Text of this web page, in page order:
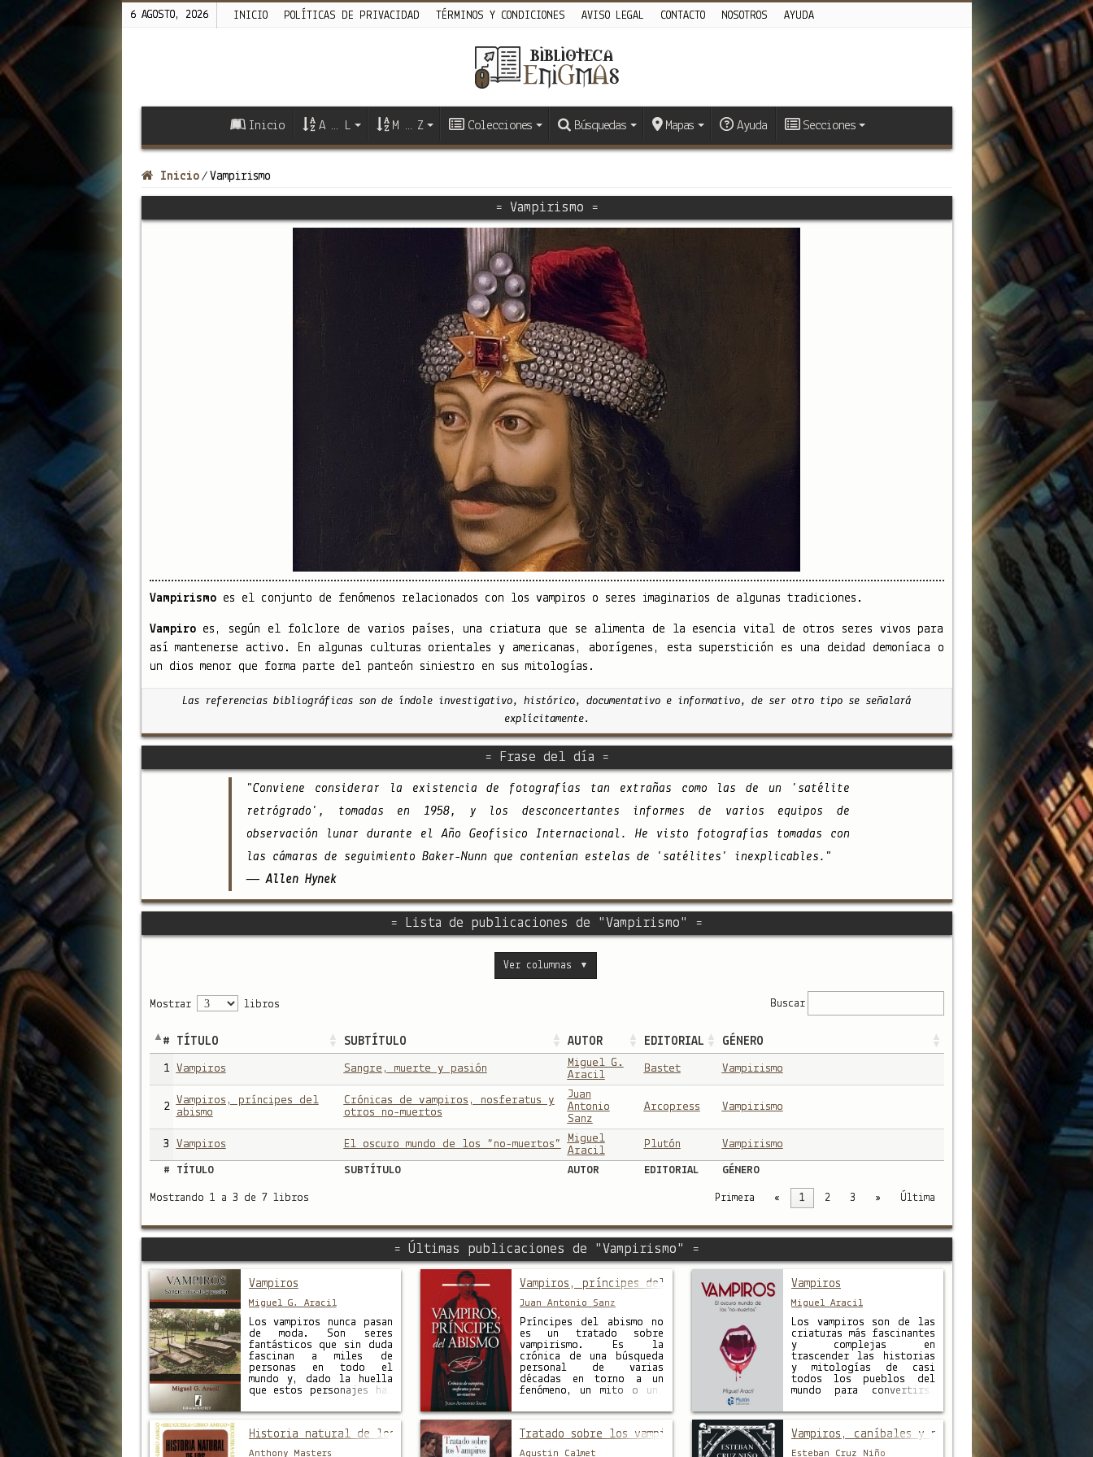
6 AGOSTO, 2026 INICIO POLÍTICAS DE PRIVACIDAD TÉRMINOS Y CONDICIONES AVISO LEGAL CONTACTO NOSOTROS AYUDA
Inicio A … L M … Z Colecciones Búsquedas Mapas Ayuda Secciones
Inicio / Vampirismo
= Vampirismo =
Vampirismoes el conjunto de fenómenos relacionados con los vampiros o seres imaginarios de algunas tradiciones.
Vampiroes, según el folclore de varios países, una criatura que se alimenta de la esencia vital de otros seres vivos para
así mantenerse activo. En algunas culturas orientales y americanas, aborígenes, esta superstición es una deidad demoníaca o
un dios menor que forma parte del panteón siniestro en sus mitologías.
Las referencias bibliográficas son de índole investigativo, histórico, documentativo e informativo, de ser otro tipo se señalará
explícitamente.
= Frase del día =
"Conviene considerar la existencia de fotografías tan extrañas como las de un 'satélite
retrógrado', tomadas en 1958, y los desconcertantes informes de varios equipos de
observación lunar durante el Año Geofísico Internacional. He visto fotografías tomadas con
las cámaras de seguimiento Baker-Nunn que contenían estelas de 'satélites' inexplicables."
— Allen Hynek
= Lista de publicaciones de "Vampirismo" =
Ver columnas ▼
Mostrar libros Buscar
# TÍTULO SUBTÍTULO AUTOR EDITORIAL GÉNERO
1 Vampiros Sangre, muerte y pasión
Miguel G.
Aracil
Bastet Vampirismo
2
Vampiros, príncipes del
abismo
Crónicas de vampiros, nosferatus y
otros no-muertos
Juan
Antonio
Sanz
Arcopress Vampirismo
3 Vampiros El oscuro mundo de los “no-muertos”
Miguel
Aracil
Plutón Vampirismo
# TÍTULO SUBTÍTULO AUTOR EDITORIAL GÉNERO
Mostrando 1 a 3 de 7 libros Primera « 1 2 3 » Última
= Últimas publicaciones de "Vampirismo" =
Vampiros
Miguel G. Aracil
Los vampiros nunca pasan
de moda. Son seres
fantásticos que sin duda
fascinan a miles de
personas en todo el
mundo y, dado la huella
que estos personajes han
siglos, merecen que la
allá de las novelas… Este
libro de vampiros es el
Vampiros, príncipes del abismo
Juan Antonio Sanz
Príncipes del abismo no
es un tratado sobre
vampirismo. Es la
crónica de una búsqueda
personal de varias
décadas en torno a un
fenómeno, un mito o una
acompañado al ser humano
los tiempos. Un fenómeno
plagado de mentiras y
Vampiros
Miguel Aracil
Los vampiros son de las
criaturas más fascinantes
y complejas en
trascender las historias
y mitologías de casi
todos los pueblos del
mundo para convertirse
prominentes de la
Protagonistas de series
de TV, películas,
Historia natural de los vampiros
Anthony Masters
Tratado sobre los vampiros
Agustin Calmet
Vampiros, caníbales y payasos asesinos
Esteban Cruz Niño